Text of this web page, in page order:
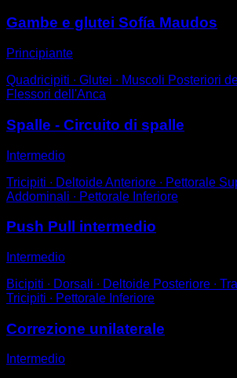
Gambe e glutei Sofía Maudos
Principiante
Quadricipiti ∙ Glutei ∙ Muscoli Posteriori
Flessori dell'Anca
Spalle - Circuito di spalle
Intermedio
Tricipiti ∙ Deltoide Anteriore ∙ Pettorale
Addominali ∙ Pettorale Inferiore
Push Pull intermedio
Intermedio
Bicipiti ∙ Dorsali ∙ Deltoide Posteriore ∙
Tricipiti ∙ Pettorale Inferiore
Correzione unilaterale
Intermedio